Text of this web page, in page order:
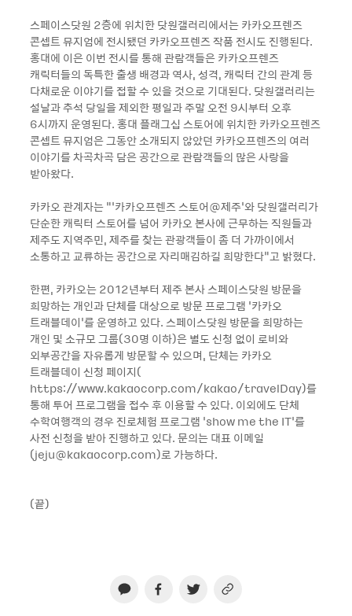
스페이스닷원 2층에 위치한 닷원갤러리에서는 카카오프렌즈
콘셉트 뮤지엄에 전시됐던 카카오프렌즈 작품 전시도 진행된다.
홍대에 이은 이번 전시를 통해 관람객들은 카카오프렌즈
캐릭터들의 독특한 출생 배경과 역사, 성격, 캐릭터 간의 관계 등
다채로운 이야기를 접할 수 있을 것으로 기대된다. 닷원갤러리는
설날과 추석 당일을 제외한 평일과 주말 오전 9시부터 오후
6시까지 운영된다. 홍대 플래그십 스토어에 위치한 카카오프렌즈
콘셉트 뮤지엄은 그동안 소개되지 않았던 카카오프렌즈의 여러
이야기를 차곡차곡 담은 공간으로 관람객들의 많은 사랑을
받아왔다.
카카오 관계자는 “‘카카오프렌즈 스토어@제주’와 닷원갤러리가
단순한 캐릭터 스토어를 넘어 카카오 본사에 근무하는 직원들과
제주도 지역주민, 제주를 찾는 관광객들이 좀 더 가까이에서
소통하고 교류하는 공간으로 자리매김하길 희망한다”고 밝혔다.
한편, 카카오는 2012년부터 제주 본사 스페이스닷원 방문을
희망하는 개인과 단체를 대상으로 방문 프로그램 ‘카카오
트래블데이’를 운영하고 있다. 스페이스닷원 방문을 희망하는
개인 및 소규모 그룹(30명 이하)은 별도 신청 없이 로비와
외부공간을 자유롭게 방문할 수 있으며, 단체는 카카오
트래블데이 신청 페이지(
https://www.kakaocorp.com/kakao/travelDay)를
통해 투어 프로그램을 접수 후 이용할 수 있다. 이외에도 단체
수학여행객의 경우 진로체험 프로그램 ‘show me the IT’를
사전 신청을 받아 진행하고 있다. 문의는 대표 이메일
(jeju@kakaocorp.com)로 가능하다.
(끝)